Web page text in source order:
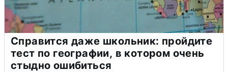
Справится даже школьник: пройдите
тест по географии, в котором очень
стыдно ошибиться